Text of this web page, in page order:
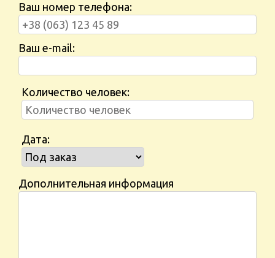
Ваш номер телефона:
Ваш e-mail:
Количество человек:
Дата:
Дополнительная информация